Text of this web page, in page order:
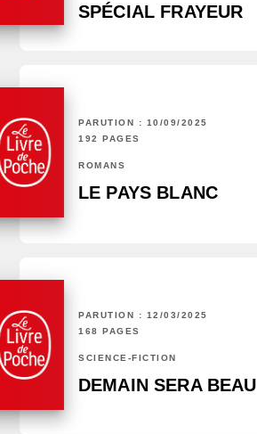
SPÉCIAL FRAYEUR
PARUTION : 10/09/2025
192 PAGES
ROMANS
LE PAYS BLANC
PARUTION : 12/03/2025
168 PAGES
SCIENCE-FICTION
DEMAIN SERA BEAU